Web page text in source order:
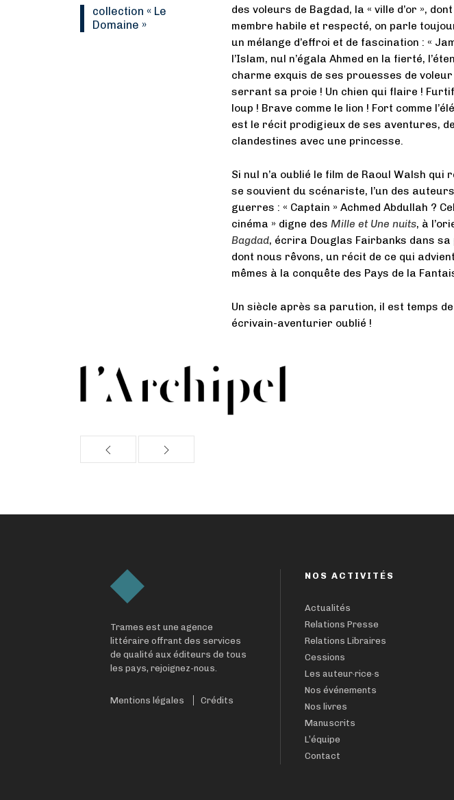
collection « Le
Domaine »
des voleurs de Bagdad, la « ville d’or »,
membre habile et respecté, on parle
un mélange d’effroi et de fascination : «
l’Islam, nul n’égala Ahmed en la fierté,
charme exquis de ses prouesses de
serrant sa proie ! Un chien qui flaire !
loup ! Brave comme le lion ! Fort comme
est le récit prodigieux de ses aventures,
clandestines avec une princesse.
Si nul n’a oublié le film de Raoul Walsh
se souvient du scénariste, l’un des
guerres : « Captain » Achmed Abdullah ?
cinéma » digne des Mille et Une nuits, à
Bagdad, écrira Douglas Fairbanks dans
dont nous rêvons, un récit de ce qui
mêmes à la conquête des Pays de la
Un siècle après sa parution, il est temps
écrivain-aventurier oublié !
Trames est une agence
littéraire offrant des services
de qualité aux éditeurs de tous
les pays, rejoignez-nous.
Mentions légales Crédits
NOS ACTIVITÉS
Actualités
Relations Presse
Relations Libraires
Cessions
Les auteur·rice·s
Nos événements
Nos livres
Manuscrits
L’équipe
Contact